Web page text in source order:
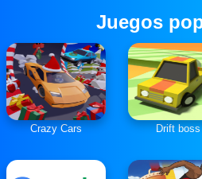
Juegos
Crazy Cars Drift boss